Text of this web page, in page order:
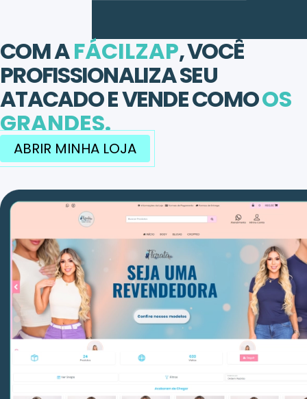
COM AFÁCILZAP, VOCÊ
PROFISSIONALIZA SEU
ATACADO E VENDE COMOOS
GRANDES.
ABRIR MINHA LOJA